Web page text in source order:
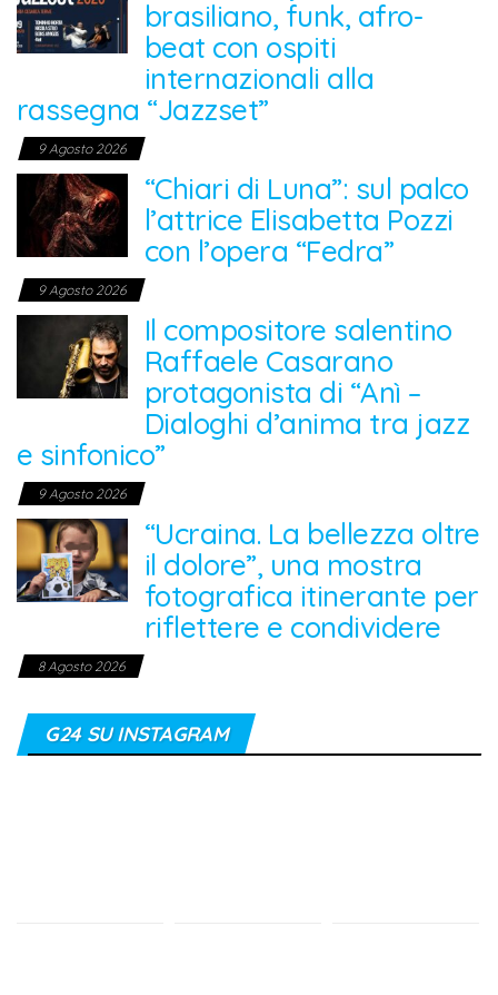
brasiliano, funk, afro-
beat con ospiti
internazionali alla
rassegna “Jazzset”
9 Agosto 2026
“Chiari di Luna”: sul palco
l’attrice Elisabetta Pozzi
con l’opera “Fedra”
9 Agosto 2026
Il compositore salentino
Raffaele Casarano
protagonista di “Anì –
Dialoghi d’anima tra jazz
e sinfonico”
9 Agosto 2026
“Ucraina. La bellezza oltre
il dolore”, una mostra
fotografica itinerante per
riflettere e condividere
8 Agosto 2026
G24 SU INSTAGRAM